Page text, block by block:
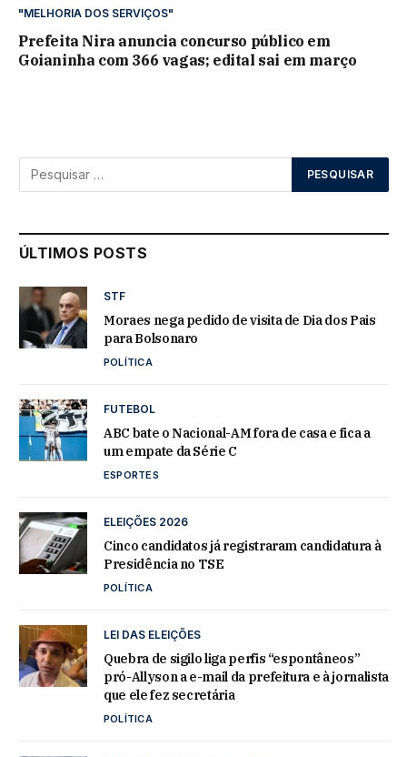
"MELHORIA DOS SERVIÇOS"
Prefeita Nira anuncia concurso público em
Goianinha com 366 vagas; edital sai em março
ÚLTIMOS POSTS
STF
Moraes nega pedido de visita de Dia dos Pais
para Bolsonaro
POLÍTICA
FUTEBOL
ABC bate o Nacional-AM fora de casa e fica a
um empate da Série C
ESPORTES
ELEIÇÕES 2026
Cinco candidatos já registraram candidatura à
Presidência no TSE
POLÍTICA
LEI DAS ELEIÇÕES
Quebra de sigilo liga perfis “espontâneos”
pró-Allyson a e-mail da prefeitura e à jornalista
que ele fez secretária
POLÍTICA